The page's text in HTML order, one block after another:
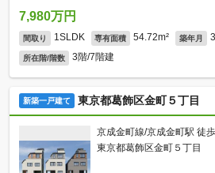
7,980万円
間取り 1SLDK 専有面積 54.72m² 築年月
所在階/階数 3階/7階建
新築一戸建て 東京都葛飾区金町５丁目
京成金町線/京成金町駅 徒
東京都葛飾区金町５丁目